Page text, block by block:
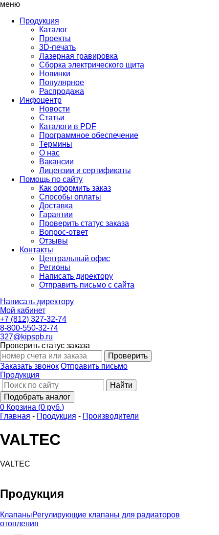
меню
Продукция
Каталог
Проекты
3D-печать
Лазерная гравировка
Сборка электрического щита
Новинки
Популярное
Распродажа
Инфоцентр
Новости
Статьи
Каталоги в PDF
Программное обеспечение
Термины
О нас
Вакансии
Лицензии и сертификаты
Помощь по сайту
Как оформить заказ
Способы оплаты
Доставка
Гарантии
Проверить статус заказа
Вопрос-ответ
Отзывы
Контакты
Центральный офис
Регионы
Написать директору
Отправить письмо с сайта
Написать директору
Мой кабинет
+7 (812) 327-32-74
8-800-550-32-74
327@kipspb.ru
Проверить статус заказа
Проверить
Заказать звонок Отправить письмо
Продукция
Найти
Подобрать аналог
0 Корзина (0 руб.)
Главная - Продукция - Производители
VALTEC
VALTEC
Продукция
КлапаныРегулирующие клапаны для радиаторов
отопления